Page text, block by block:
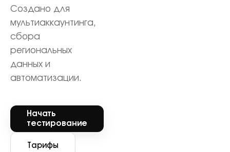
Создано для
мультиаккаунтинга,
сбора
региональных
данных и
автоматизации.
Начать
тестирование
Тарифы